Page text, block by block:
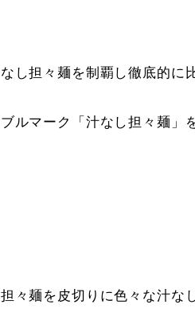
し担々麺を制覇し徹底的に
ルマーク「汁なし担々麺」
々麺を皮切りに色々な汁な